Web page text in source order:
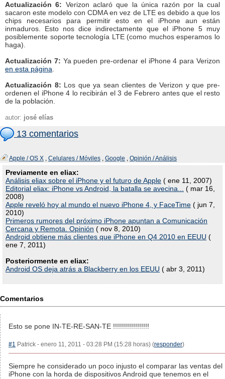
Actualización 6: Verizon aclaró que la única razón por la cual
sacaron este modelo con CDMA en vez de LTE es debido a que los
chips necesarios para permitir esto en el iPhone aun están
inmaduros. Esto nos dice indirectamente que el iPhone 5 muy
posiblemente soporte tecnología LTE (como muchos esperamos lo
haga).
Actualización 7: Ya pueden pre-ordenar el iPhone 4 para Verizon
en esta página
Actualización 8: Los que ya sean clientes de Verizon y que pre-
ordenen el iPhone 4 lo recibirán el 3 de Febrero antes que el resto
de la población.
autor: josé elías
13 comentarios
Apple / OS X , Celulares / Móviles , Google , Opinión / Análisis
Previamente en eliax:
Análisis eliax sobre el iPhone y el futuro de Apple ( ene 11, 2007)
Editorial eliax: iPhone vs Android, la batalla se avecina...
( mar 16,
2008)
Apple reveló hoy al mundo el nuevo iPhone 4, y FaceTime ( jun 7,
2010)
Primeros rumores del próximo iPhone apuntan a Comunicación
Cercana y Remota. Opinión ( nov 8, 2010)
Android obtiene más clientes que iPhone en Q4 2010 en EEUU (
ene 7, 2011)
Posteriormente en eliax:
Android OS deja atrás a Blackberry en los EEUU ( abr 3, 2011)
Comentarios
Esto se pone IN-TE-RE-SAN-TE !!!!!!!!!!!!!!!!!!
#1 Patrick - enero 11, 2011 - 03:28 PM (15:28 horas) (responder)
Siempre he considerado un poco injusto el comparar las ventas del
iPhone con la horda de dispositivos Android que tenemos en el